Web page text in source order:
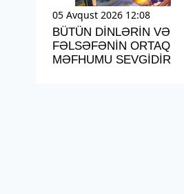
05 Avqust 2026 12:08
BÜTÜN DİNLƏRİN VƏ
FƏLSƏFƏNİN ORTAQ
MƏFHUMU SEVGİDİR